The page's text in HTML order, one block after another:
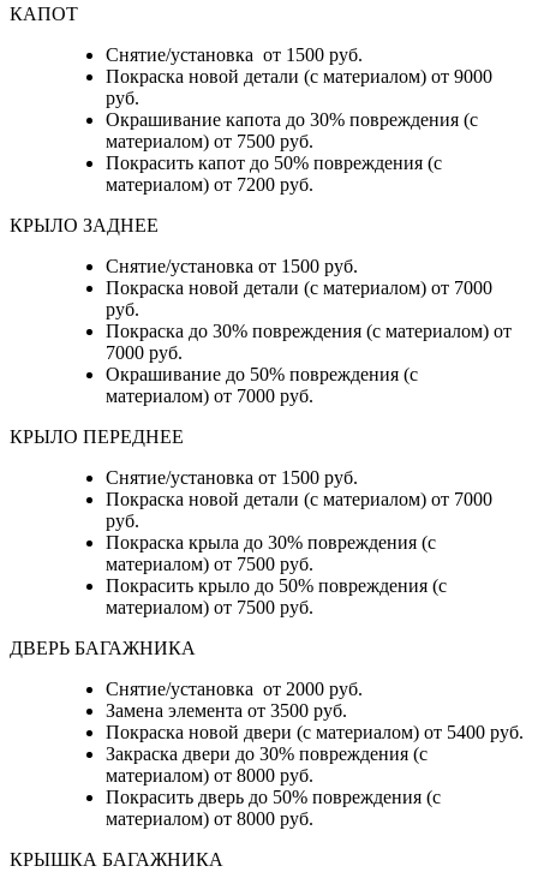
КАПОТ
Снятие/установка от 1500 руб.
Покраска новой детали (с материалом) от 9000
руб.
Окрашивание капота до 30% повреждения (с
материалом) от 7500 руб.
Покрасить капот до 50% повреждения (с
материалом) от 7200 руб.
КРЫЛО ЗАДНЕЕ
Снятие/установка от 1500 руб.
Покраска новой детали (с материалом) от 7000
руб.
Покраска до 30% повреждения (с материалом) от
7000 руб.
Окрашивание до 50% повреждения (с
материалом) от 7000 руб.
КРЫЛО ПЕРЕДНЕЕ
Снятие/установка от 1500 руб.
Покраска новой детали (с материалом) от 7000
руб.
Покраска крыла до 30% повреждения (с
материалом) от 7500 руб.
Покрасить крыло до 50% повреждения (с
материалом) от 7500 руб.
ДВЕРЬ БАГАЖНИКА
Снятие/установка от 2000 руб.
Замена элемента от 3500 руб.
Покраска новой двери (с материалом) от 5400 руб.
Закраска двери до 30% повреждения (с
материалом) от 8000 руб.
Покрасить дверь до 50% повреждения (с
материалом) от 8000 руб.
КРЫШКА БАГАЖНИКА